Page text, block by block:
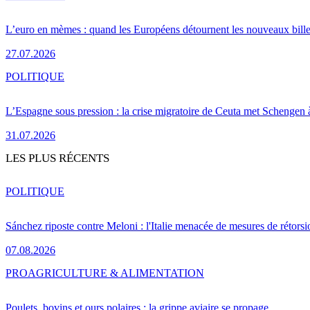
L’euro en mèmes : quand les Européens détournent les nouveaux
27.07.2026
L’Espagne sous pression : la crise migratoire de Ceuta met Schengen
31.07.2026
POLITIQUE
LES PLUS RÉCENTS
Sánchez riposte contre Meloni : l'Italie menacée de mesures de
07.08.2026
POLITIQUE
Poulets, bovins et ours polaires : la grippe aviaire se propage
PROAGRICULTURE & ALIMENTATION